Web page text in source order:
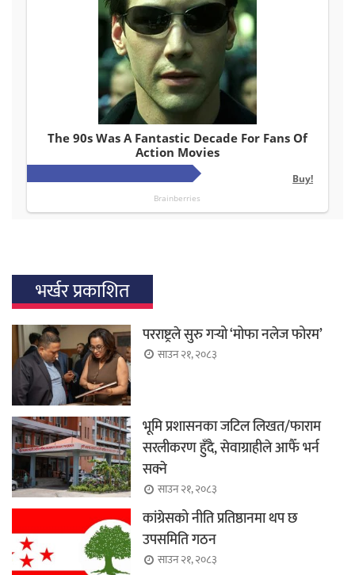
भर्खर प्रकाशित
परराष्ट्रले सुरु गर्‍यो ‘मोफा नलेज फोरम’
साउन २१, २०८३
भूमि प्रशासनका जटिल लिखत/फाराम
सरलीकरण हुँदै, सेवाग्राहीले आफैँ भर्न
सक्ने
साउन २१, २०८३
कांग्रेसको नीति प्रतिष्ठानमा थप छ
उपसमिति गठन
साउन २१, २०८३